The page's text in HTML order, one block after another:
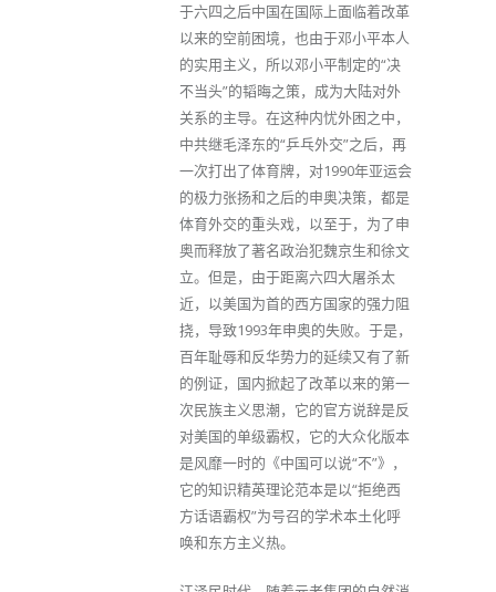
于六四之后中国在国际上面临着改革
以来的空前困境，也由于邓小平本人
的实用主义，所以邓小平制定的“决
不当头”的韬晦之策，成为大陆对外
关系的主导。在这种内忧外困之中，
中共继毛泽东的“乒乓外交”之后，再
一次打出了体育牌，对1990年亚运会
的极力张扬和之后的申奥决策，都是
体育外交的重头戏，以至于，为了申
奥而释放了著名政治犯魏京生和徐文
立。但是，由于距离六四大屠杀太
近，以美国为首的西方国家的强力阻
挠，导致1993年申奥的失败。于是，
百年耻辱和反华势力的延续又有了新
的例证，国内掀起了改革以来的第一
次民族主义思潮，它的官方说辞是反
对美国的单级霸权，它的大众化版本
是风靡一时的《中国可以说“不”》，
它的知识精英理论范本是以“拒绝西
方话语霸权”为号召的学术本土化呼
唤和东方主义热。